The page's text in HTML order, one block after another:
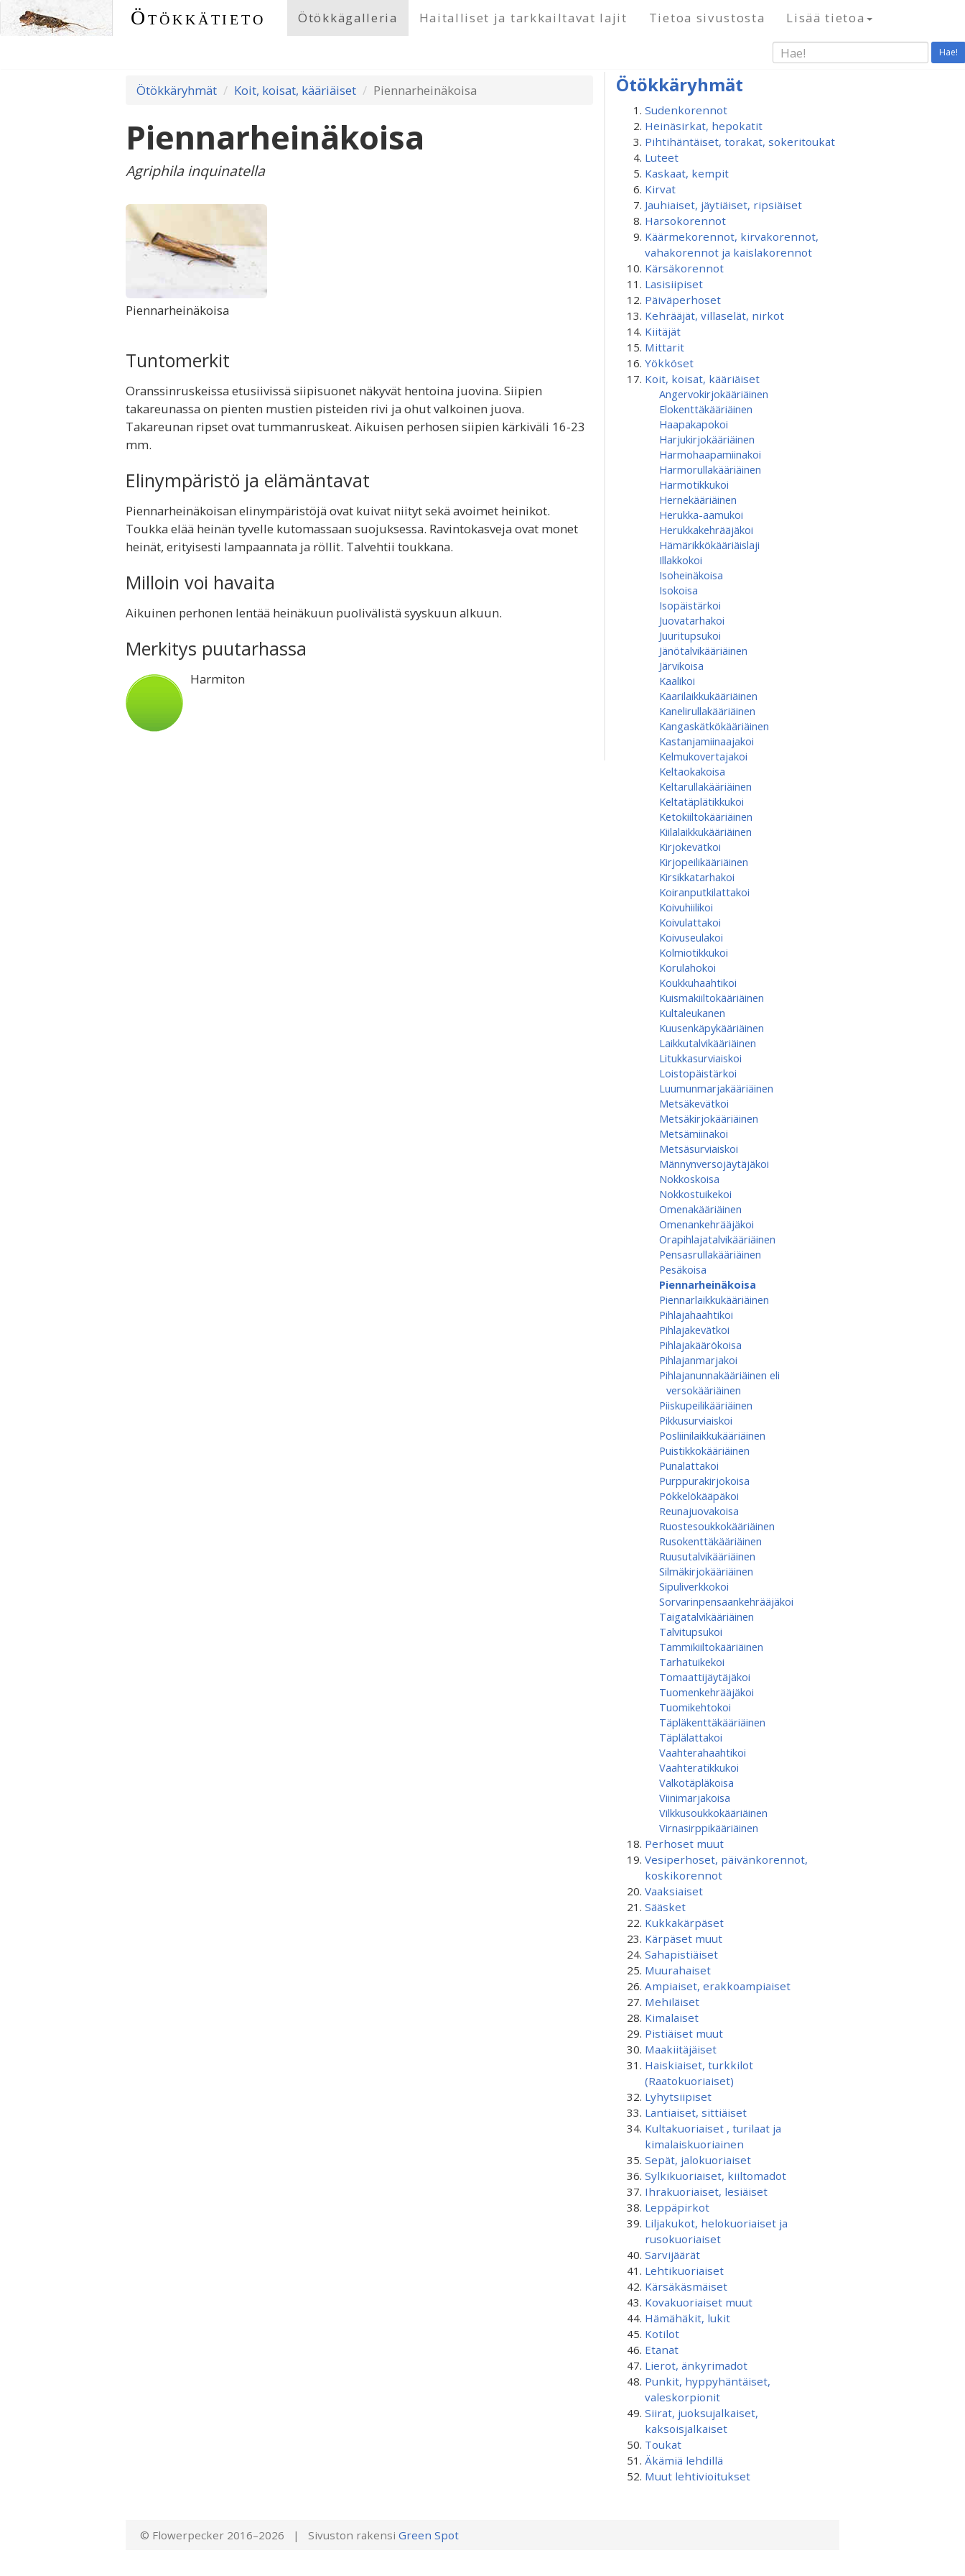
Ötökkätieto Ötökkägalleria Haitalliset ja tarkkailtavat lajit Tietoa sivustosta Lisää tietoa
Hae!
Ötökkäryhmät Koit, koisat, kääriäiset Piennarheinäkoisa
Piennarheinäkoisa
Agriphila inquinatella
Piennarheinäkoisa
Tuntomerkit
Oranssinruskeissa etusiivissä siipisuonet näkyvät hentoina juovina. Siipien
takareunassa on pienten mustien pisteiden rivi ja ohut valkoinen juova.
Takareunan ripset ovat tummanruskeat. Aikuisen perhosen siipien kärkiväli 16-23
mm.
Elinympäristö ja elämäntavat
Piennarheinäkoisan elinympäristöjä ovat kuivat niityt sekä avoimet heinikot.
Toukka elää heinän tyvelle kutomassaan suojuksessa. Ravintokasveja ovat monet
heinät, erityisesti lampaannata ja röllit. Talvehtii toukkana.
Milloin voi havaita
Aikuinen perhonen lentää heinäkuun puolivälistä syyskuun alkuun.
Merkitys puutarhassa
Harmiton
Ötökkäryhmät
Sudenkorennot
Heinäsirkat, hepokatit
Pihtihäntäiset, torakat, sokeritoukat
Luteet
Kaskaat, kempit
Kirvat
Jauhiaiset, jäytiäiset, ripsiäiset
Harsokorennot
Käärmekorennot, kirvakorennot,
vahakorennot ja kaislakorennot
Kärsäkorennot
Lasisiipiset
Päiväperhoset
Kehrääjät, villaselät, nirkot
Kiitäjät
Mittarit
Yökköset
Koit, koisat, kääriäiset
Angervokirjokääriäinen
Elokenttäkääriäinen
Haapakapokoi
Harjukirjokääriäinen
Harmohaapamiinakoi
Harmorullakääriäinen
Harmotikkukoi
Hernekääriäinen
Herukka-aamukoi
Herukkakehrääjäkoi
Hämärikkökääriäislaji
Illakkokoi
Isoheinäkoisa
Isokoisa
Isopäistärkoi
Juovatarhakoi
Juuritupsukoi
Jänötalvikääriäinen
Järvikoisa
Kaalikoi
Kaarilaikkukääriäinen
Kanelirullakääriäinen
Kangaskätkökääriäinen
Kastanjamiinaajakoi
Kelmukovertajakoi
Keltaokakoisa
Keltarullakääriäinen
Keltatäplätikkukoi
Ketokiiltokääriäinen
Kiilalaikkukääriäinen
Kirjokevätkoi
Kirjopeilikääriäinen
Kirsikkatarhakoi
Koiranputkilattakoi
Koivuhiilikoi
Koivulattakoi
Koivuseulakoi
Kolmiotikkukoi
Korulahokoi
Koukkuhaahtikoi
Kuismakiiltokääriäinen
Kultaleukanen
Kuusenkäpykääriäinen
Laikkutalvikääriäinen
Litukkasurviaiskoi
Loistopäistärkoi
Luumunmarjakääriäinen
Metsäkevätkoi
Metsäkirjokääriäinen
Metsämiinakoi
Metsäsurviaiskoi
Männynversojäytäjäkoi
Nokkoskoisa
Nokkostuikekoi
Omenakääriäinen
Omenan­kehrääjä­koi
Orapihlajatalvikääriäinen
Pensasrullakääriäinen
Pesäkoisa
Piennarheinäkoisa
Piennarlaikkukääriäinen
Pihlajahaahtikoi
Pihlajakevätkoi
Pihlajakäärökoisa
Pihlajanmarjakoi
Pihlajanunnakääriäinen eli
versokääriäinen
Piiskupeilikääriäinen
Pikkusurviaiskoi
Posliinilaikkukääriäinen
Puistikkokääriäinen
Punalattakoi
Purppurakirjokoisa
Pökkelökääpäkoi
Reunajuovakoisa
Ruostesoukkokääriäinen
Rusokenttäkääriäinen
Ruusutalvikääriäinen
Silmäkirjokääriäinen
Sipuliverkkokoi
Sorvarinpensaankehrääjäkoi
Taigatalvikääriäinen
Talvitupsukoi
Tammikiiltokääriäinen
Tarhatuikekoi
Tomaattijäytäjäkoi
Tuomenkehrääjäkoi
Tuomikehtokoi
Täpläkenttäkääriäinen
Täplälattakoi
Vaahterahaahtikoi
Vaahteratikkukoi
Valkotäpläkoisa
Viinimarjakoisa
Vilkkusoukkokääriäinen
Virnasirppikääriäinen
Perhoset muut
Vesiperhoset, päivänkorennot,
koskikorennot
Vaaksiaiset
Sääsket
Kukkakärpäset
Kärpäset muut
Sahapistiäiset
Muurahaiset
Ampiaiset, erakkoampiaiset
Mehiläiset
Kimalaiset
Pistiäiset muut
Maakiitäjäiset
Haiskiaiset, turkkilot
(Raatokuoriaiset)
Lyhytsiipiset
Lantiaiset, sittiäiset
Kultakuoriaiset , turilaat ja
kimalaiskuoriainen
Sepät, jalokuoriaiset
Sylkikuoriaiset, kiiltomadot
Ihrakuoriaiset, lesiäiset
Leppäpirkot
Liljakukot, helokuoriaiset ja
rusokuoriaiset
Sarvijäärät
Lehtikuoriaiset
Kärsäkäsmäiset
Kovakuoriaiset muut
Hämähäkit, lukit
Kotilot
Etanat
Lierot, änkyrimadot
Punkit, hyppyhäntäiset,
valeskorpionit
Siirat, juoksujalkaiset,
kaksoisjalkaiset
Toukat
Äkämiä lehdillä
Muut lehtivioitukset
© Flowerpecker 2016–2026 | Sivuston rakensi Green Spot